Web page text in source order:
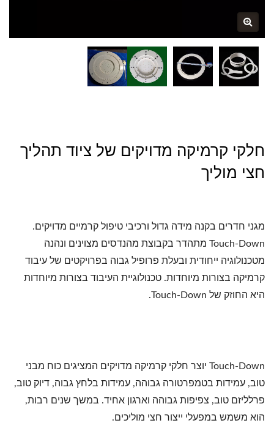
חלקי קרמיקה מדויקים של ציוד תהליך
חצי מוליך
מגני חדרים בקנה מידה גדול ורכיבי טיפול קרמיים מדויקים.
Touch-Down מתהדר בקבוצת מהנדסים מצוינים ונהנה
מטכנולוגיה ייחודית ובעלת פרופיל גבוה בפרויקטים של עיבוד
קרמיקה בצורות מיוחדות. טכנולוגיית העיבוד בצורות מיוחדות
היא החוזק של Touch-Down.
Touch-Down יוצר חלקי קרמיקה מדויקים המציגים כוח מבני
טוב, עמידות בטמפרטורה גבוהה, עמידות בלחץ גבוה, דיוק טוב,
פרלליזם טוב, צפיפות גבוהה וארגון אחיד. במשך שנים רבות,
הוא משמש במפעלי ייצור חצי מוליכים.